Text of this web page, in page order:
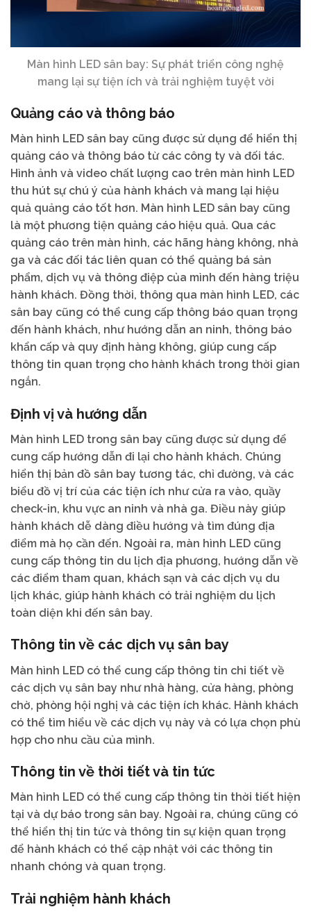
Màn hình LED sân bay: Sự phát triển công nghệ
mang lại sự tiện ích và trải nghiệm tuyệt vời
Quảng cáo và thông báo
Màn hình LED sân bay cũng được sử dụng để hiển thị
quảng cáo và thông báo từ các công ty và đối tác.
Hình ảnh và video chất lượng cao trên màn hình LED
thu hút sự chú ý của hành khách và mang lại hiệu
quả quảng cáo tốt hơn. Màn hình LED sân bay cũng
là một phương tiện quảng cáo hiệu quả. Qua các
quảng cáo trên màn hình, các hãng hàng không, nhà
ga và các đối tác liên quan có thể quảng bá sản
phẩm, dịch vụ và thông điệp của mình đến hàng triệu
hành khách. Đồng thời, thông qua màn hình LED, các
sân bay cũng có thể cung cấp thông báo quan trọng
đến hành khách, như hướng dẫn an ninh, thông báo
khẩn cấp và quy định hàng không, giúp cung cấp
thông tin quan trọng cho hành khách trong thời gian
ngắn.
Định vị và hướng dẫn
Màn hình LED trong sân bay cũng được sử dụng để
cung cấp hướng dẫn đi lại cho hành khách. Chúng
hiển thị bản đồ sân bay tương tác, chỉ đường, và các
biểu đồ vị trí của các tiện ích như cửa ra vào, quầy
check-in, khu vực an ninh và nhà ga. Điều này giúp
hành khách dễ dàng điều hướng và tìm đúng địa
điểm mà họ cần đến. Ngoài ra, màn hình LED cũng
cung cấp thông tin du lịch địa phương, hướng dẫn về
các điểm tham quan, khách sạn và các dịch vụ du
lịch khác, giúp hành khách có trải nghiệm du lịch
toàn diện khi đến sân bay.
Thông tin về các dịch vụ sân bay
Màn hình LED có thể cung cấp thông tin chi tiết về
các dịch vụ sân bay như nhà hàng, cửa hàng, phòng
chờ, phòng hội nghị và các tiện ích khác. Hành khách
có thể tìm hiểu về các dịch vụ này và có lựa chọn phù
hợp cho nhu cầu của mình.
Thông tin về thời tiết và tin tức
Màn hình LED có thể cung cấp thông tin thời tiết hiện
tại và dự báo trong sân bay. Ngoài ra, chúng cũng có
thể hiển thị tin tức và thông tin sự kiện quan trọng
để hành khách có thể cập nhật với các thông tin
nhanh chóng và quan trọng.
Trải nghiệm hành khách